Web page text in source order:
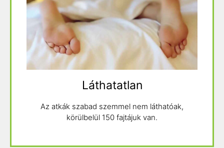
Láthatatlan
Az atkák szabad szemmel nem láthatóak,
körülbelül 150 fajtájuk van.